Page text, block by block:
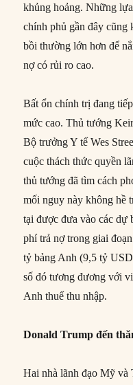
khủng hoảng. Những
chính phủ gần đây cũng
bồi thường lớn hơn để
nợ có rủi ro cao.
Bất ổn chính trị đang
mức cao. Thủ tướng
Bộ trưởng Y tế Wes
cuộc thách thức quyền
thủ tướng đã tìm cách
mối nguy này không hề
tại được đưa vào các dự
phí trả nợ trong giai
tỷ bảng Anh (9,5 tỷ
số đó tương đương với
Anh thuế thu nhập.
Donald Trump đến
Hai nhà lãnh đạo Mỹ và